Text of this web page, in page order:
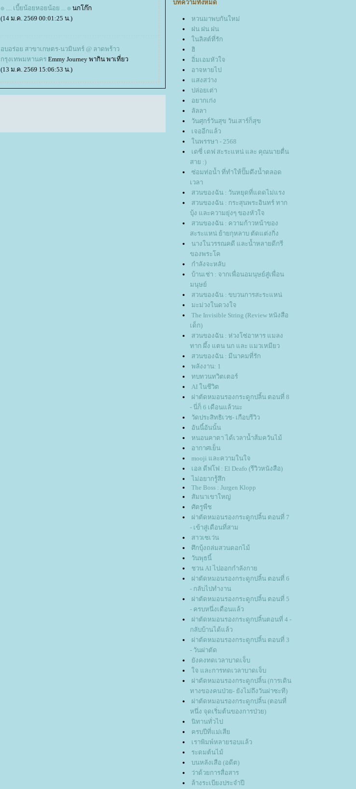
๏ .... เบี้ยน้อยหอยน้อย ... ๏ นกโก๊ก
(14 ม.ค. 2569 00:01:25 น.)
อบอร่อย สาขาเกษตร​-นวมินทร์ @ ลาดพร้าว
กรุงเทพมหานคร Emmy Journey พากิน พาเที่ยว
(13 ม.ค. 2569 15:06:53 น.)
บทความทั้งหมด
หวนมาพบกันใหม่
ฝน ฝน ฝน
นลิสต์ที่รัก
ฮิ
อิ่มเอมหัวใจ
อาจหายไป
สงสว่าง
ปล่อยเต่า
อยากเก่ง
ลัลลา
วันศุกร์วันสุข วันเสาร์ก็สุข
เจออีกแล้ว
นพรรษา - 2568
เดซี่ เดฟ สะระแหน่ และ คุณนายตื่น
สาย :)
ซ่อมท่อน้ำ ที่ทำให้ปั๊มดึงน้ำตลอด
เวลา
สวนของฉัน : วันหยุดที่แดดไม่แรง
สวนของฉัน : กระสุนพระอินทร์ ทาก
บุ้ง และความยุ่งๆ ของหัวใจ
สวนของฉัน : ความก้าวหน้าของ
สะระแหน่ ย้ายกุหลาบ ตัดแต่งกิ่ง
นางในวรรณคดี และน้ำหลายดีกรี
ของพระโค
กำลังจะหลับ
บ้านเช่า : จากเพื่อนอมนุษย์สู่เพื่อน
มนุษย์
สวนของฉัน : ขบวนการสะระแหน่
มะม่วงในดวงใจ
The Invisible String (Review หนังสือ
เด็ก)
สวนของฉัน : ห่วงโซ่อาหาร แมลง
ทาก ผึ้ง แตน นก และ แมวเหมียว
สวนของฉัน : มีนาคมที่รัก
พลังงาน: 1
ทบทวนทวิตเตอร์
AI ในชีวิต
ผ่าตัดหมอนรองกระดูกปลิ้น ตอนที่ 8
- นี่ก็ 6 เดือนแล้วนะ
วัดประสิทธิเวช- เกือบรีวิว
อันนี้อันนั้น
หนอนคาตา ได้เวลาน้ำส้มควันไม้
อากาศเย็น
mooji และความในใจ
เอล ดีฟโฟ : El Deafo (รีวิวหนังสือ)
ไม่อยากรู้สึก
The Boss : Jurgen Klopp
สัมนาเขาใหญ่
ศัตรูพืช
ผ่าตัดหมอนรองกระดูกปลิ้น ตอนที่ 7
- เข้าสู่เดือนที่สาม
สาวเซเว่น
ศึกบุ้งถล่มสวนดอกไม้
วันพุธนี้
ชวน AI ไปออกกำลังกา
ผ่าตัดหมอนรองกระดูกปลิ้น ตอนที่ 6
- กลับไปทำงาน
ผ่าตัดหมอนรองกระดูกปลิ้น ตอนที่ 5
- ครบหนึ่งเดือนแล้ว
ผ่าตัดหมอนรองกระดูกปลิ้นตอนที่ 4 -
กลับบ้านได้แล้ว
ผ่าตัดหมอนรองกระดูกปลิ้น ตอนที่ 3
- วันผ่าตัด
ังคงทดเวลาบาดเจ็บ
จ และการทดเวลาบาดเจ็บ
ผ่าตัดหมอนรองกระดูกปลิ้น (การเดิน
ทางของคนป่วย- ยังไม่ถึงวันผ่าซะที)
ผ่าตัดหมอนรองกระดูกปลิ้น (ตอนที่
หนึ่ง จุดเริ่มต้นของการป่วย)
นิทานทั่วไป
ครบปีที่แม่เสี
เราพิมพ์หลายรอบแล้ว
ระดมต้นไม้
บนหลังเสือ (อดีต)
ว่าด้วยการสื่อสาร
ล้างระเบียงประจำปี